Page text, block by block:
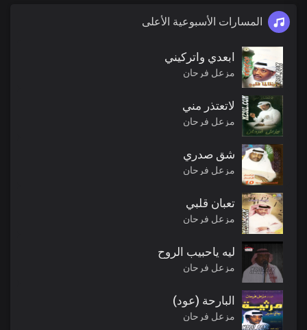
المسارات الأسبوعية الأعلى
ابعدي واتركيني
مزعل فرحان
لاتعتذر مني
مزعل فرحان
شق صدري
مزعل فرحان
تعبان قلبي
مزعل فرحان
ليه ياحبيب الروح
مزعل فرحان
البارحة (عود)
مزعل فرحان